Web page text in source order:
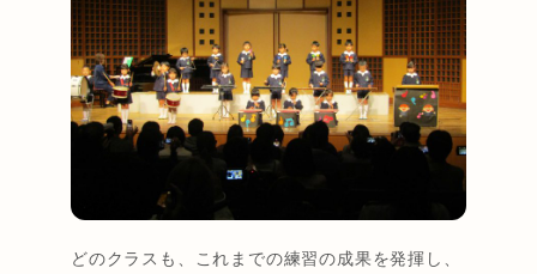
どのクラスも、これまでの練習の成果を発揮し、